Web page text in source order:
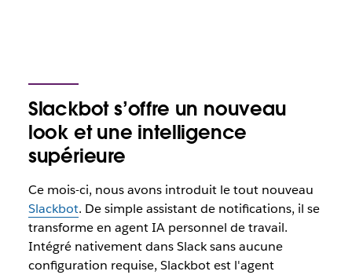
Slackbot s’offre un nouveau
look et une intelligence
supérieure
Ce mois-ci, nous avons introduit le tout nouveau
Slackbot. De simple assistant de notifications, il se
transforme en agent IA personnel de travail.
Intégré nativement dans Slack sans aucune
configuration requise, Slackbot est l'agent